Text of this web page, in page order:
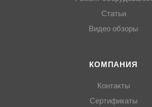
Статьи
Видео обзоры
КОМПАНИЯ
Контакты
Сертификаты